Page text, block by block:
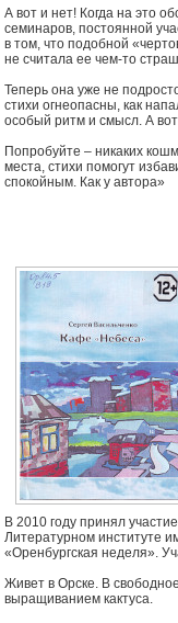
А вот и нет! Когда на это
семинаров, постоянной
в том, что подобной
не считала ее чем-то
Теперь она уже не
стихи огнеопасны, как
особый ритм и смысл. А
Попробуйте – никаких
места, стихи помогут
спокойным. Как у автора»
В 2010 году принял
Литературном институте
«Оренбургская неделя».
Живет в Орске. В
выращиванием кактуса.